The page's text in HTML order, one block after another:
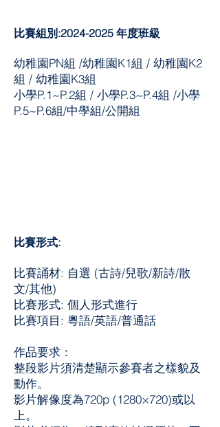
比賽組別:2024-2025 年度班級
幼稚園PN組 /幼稚園K1組 / 幼稚園K2
組 / 幼稚園K3組
小學P.1~P.2組 / 小學P.3~P.4組 /小學
P.5~P.6組/中學組/公開組
比賽形式:
比賽誦材: 自選 (古詩/兒歌/新詩/散
文/其他)
比賽形式: 個人形式進行
比賽項目: 粵語/英語/普通話
作品要求：
整段影片須清楚顯示參賽者之樣貌及
動作。
影片解像度為720p (1280×720)或以
上。